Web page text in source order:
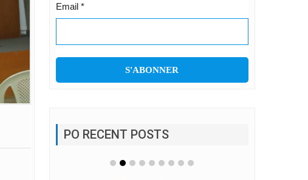
Email *
PO RECENT POSTS